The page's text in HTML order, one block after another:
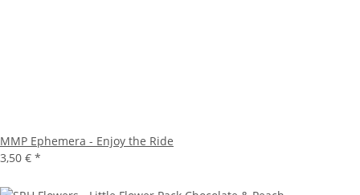
MMP Ephemera - Enjoy the Ride
3,50 € *